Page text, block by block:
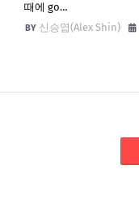
때에 go…
신승엽(Alex Shin)